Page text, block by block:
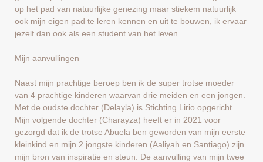
op het pad van natuurlijke genezing maar stiekem natuurlijk
ook mijn eigen pad te leren kennen en uit te bouwen, ik ervaar
jezelf dan ook als een student van het leven.
Mijn aanvullingen
Naast mijn prachtige beroep ben ik de super trotse moeder
van 4 prachtige kinderen waarvan drie meiden en een jongen.
Met de oudste dochter (Delayla) is Stichting Lirio opgericht.
Mijn volgende dochter (Charayza) heeft er in 2021 voor
gezorgd dat ik de trotse Abuela ben geworden van mijn eerste
kleinkind en mijn 2 jongste kinderen (Aaliyah en Santiago) zijn
mijn bron van inspiratie en steun. De aanvulling van mijn twee